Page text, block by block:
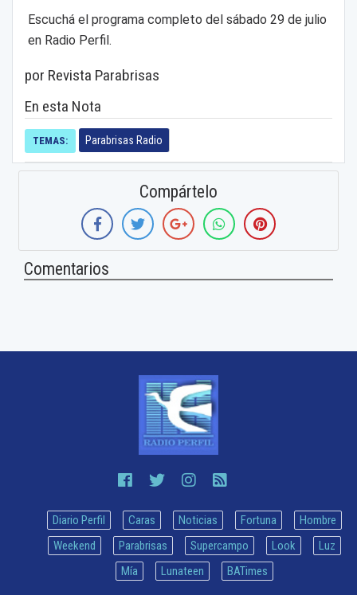
Escuchá el programa completo del sábado 29 de julio
en Radio Perfil.
por Revista Parabrisas
En esta Nota
TEMAS: Parabrisas Radio
Compártelo
Comentarios
Diario Perfil Caras Noticias Fortuna
Hombre
Weekend
Parabrisas Supercampo Look
Luz
Mía
Lunateen BATimes